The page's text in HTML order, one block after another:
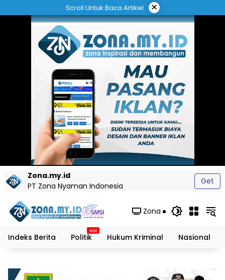
ke
Scroll Untuk Baca Artikel ×
Zona.my.id
PT Zona Nyaman Indonesia
Get
Zona
Indeks Berita Politik Hukum Kriminal Nasional